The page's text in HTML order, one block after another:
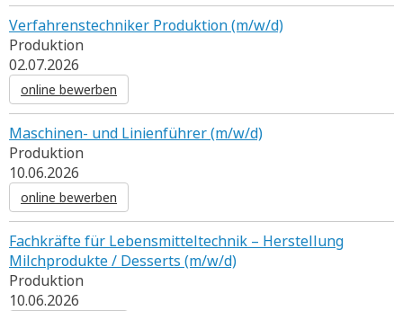
Verfahrenstechniker Produktion (m/w/d)
Produktion
02.07.2026
online bewerben
Maschinen- und Linienführer (m/w/d)
Produktion
10.06.2026
online bewerben
Fachkräfte für Lebensmitteltechnik – Herstellung
Milchprodukte / Desserts (m/w/d)
Produktion
10.06.2026